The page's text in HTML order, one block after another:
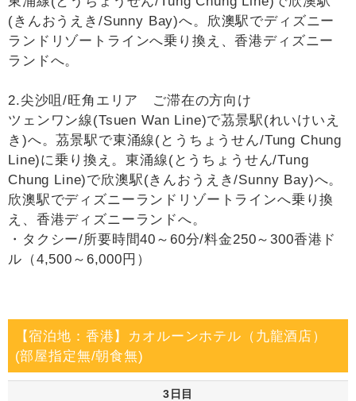
(きんおうえき/Sunny Bay)へ。欣澳駅でディズニー
ランドリゾートラインへ乗り換え、香港ディズニー
ランドへ。
2.尖沙咀/旺角エリア ご滞在の方向け
ツェンワン線(Tsuen Wan Line)で茘景駅(れいけいえ
き)へ。茘景駅で東涌線(とうちょうせん/Tung Chung
Line)に乗り換え。東涌線(とうちょうせん/Tung
Chung Line)で欣澳駅(きんおうえき/Sunny Bay)へ。
欣澳駅でディズニーランドリゾートラインへ乗り換
え、香港ディズニーランドへ。
・タクシー/所要時間40～60分/料金250～300香港ド
ル（4,500～6,000円）
【宿泊地：香港】カオルーンホテル（九龍酒店）
(部屋指定無/朝食無)
3日目